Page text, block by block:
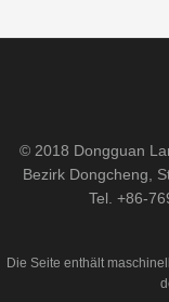
© 2018 Dongguan
Bezirk Dongcheng,
Tel. +86-
Die Seite enthält